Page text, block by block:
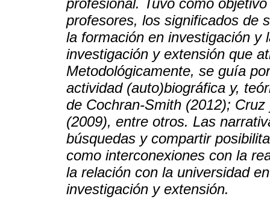
profesores, los significados de
la formación en investigación y
investigación y extensión que
Metodológicamente, se guía
actividad (auto)biográfica y,
de Cochran-Smith (2012);
(2009), entre otros. Las
búsquedas y compartir
como interconexiones con la
la relación con la universidad
investigación y extensión.